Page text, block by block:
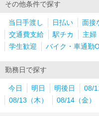
その他条件で探す
当日手渡し 日払い 面接
交通費支給
駅チカ 主婦
学生歓迎
バイク・車通勤
勤務日で探す
今日 明日 明後日 08/
08/13（木）
08/14（金）